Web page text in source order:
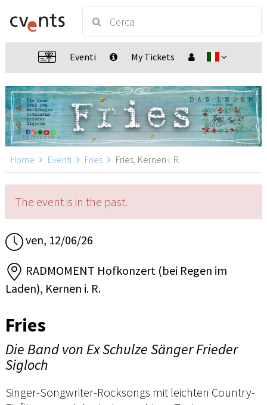
Eventi My Tickets
Home Eventi Fries Fries, Kernen i. R.
The event is in the past.
ven, 12/06/26
RADMOMENT Hofkonzert (bei Regen im
Laden), Kernen i. R.
Fries
Die Band von Ex Schulze Sänger Frieder
Sigloch
Singer-Songwriter-Rocksongs mit leichten Country-